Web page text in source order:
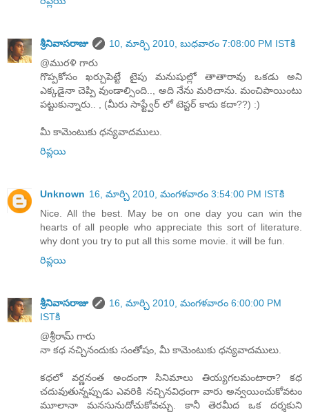
శ్రీనివాసరాజు
10, మార్చి 2010, బుధవారం 7:08:00 PM ISTకి
@మురళి గారు
గొప్పకోసం ఖర్చుపెట్టే టైపు మనుషుల్లో తాతారావు ఒకడు అని
ఎక్కడైనా చెప్పి వుండాల్సింది.., అది నేను మరిచాను. మంచిపాయింటు
పట్టుకున్నారు.. , (మీరు సాఫ్ట్వేర్ లో టెస్టర్ కాదు కదా??) :)
మీ కామెంటుకు ధన్యవాదములు.
రిప్లయి
Unknown 16, మార్చి 2010, మంగళవారం 3:54:00 PM ISTకి
Nice. All the best. May be on one day you can win the
hearts of all people who appreciate this sort of literature.
why dont you try to put all this some movie. it will be fun.
రిప్లయి
శ్రీనివాసరాజు
16, మార్చి 2010, మంగళవారం 6:00:00 PM
ISTకి
@శ్రీరామ్ గారు
నా కధ నచ్చినందుకు సంతోషం, మీ కామెంటుకు ధన్యవాదములు.
కధలో వర్ణనంత అందంగా సినిమాలు తియ్యగలమంటారా? కధ
చదువుతున్నప్పుడు ఎవరికి నచ్చినవిధంగా వారు అన్వయించుకోవటం
మూలానా మనసునుదోచుకోవచ్చు. కానీ తెరమీద ఒక దర్శకుని